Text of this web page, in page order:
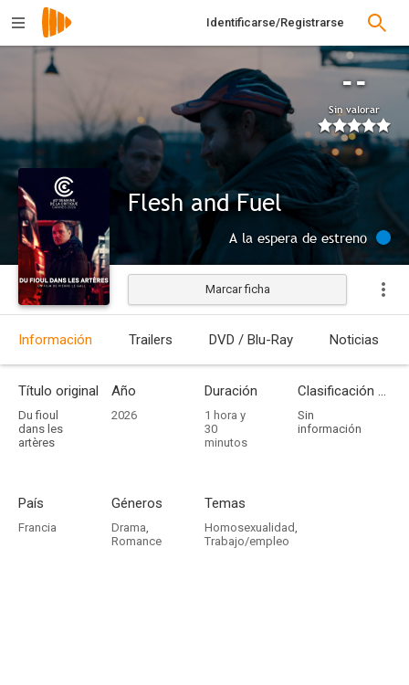
Identificarse/Registrarse
--
Sin valorar
Flesh and Fuel
A la espera de estreno
Marcar ficha
Información Trailers DVD / Blu-Ray Noticias
Título original
Du fioul
dans les
artères
Año
2026
Duración
1 hora y
30
minutos
Clasificación por edades
Sin
información
País
Francia
Géneros
Drama,
Romance
Temas
Homosexualidad,
Trabajo/empleo